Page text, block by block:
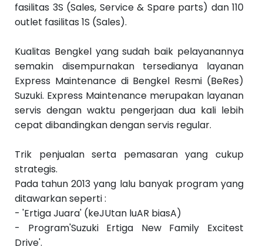
fasilitas 3S (Sales, Service & Spare parts) dan 110
outlet fasilitas 1S (Sales).‬
‪Kualitas Bengkel yang sudah baik pelayanannya
semakin disempurnakan tersedianya layanan
Express Maintenance di Bengkel Resmi (BeRes)
Suzuki. Express Maintenance merupakan layanan
servis dengan waktu pengerjaan dua kali lebih
cepat dibandingkan dengan servis regular.‬
Trik penjualan serta pemasaran yang cukup
strategis.
Pada tahun 2013 yang lalu banyak program yang
ditawarkan seperti :
- 'Ertiga Juara' (keJUtan luAR biasA)
- Program'Suzuki Ertiga New Family Excitest
Drive'.